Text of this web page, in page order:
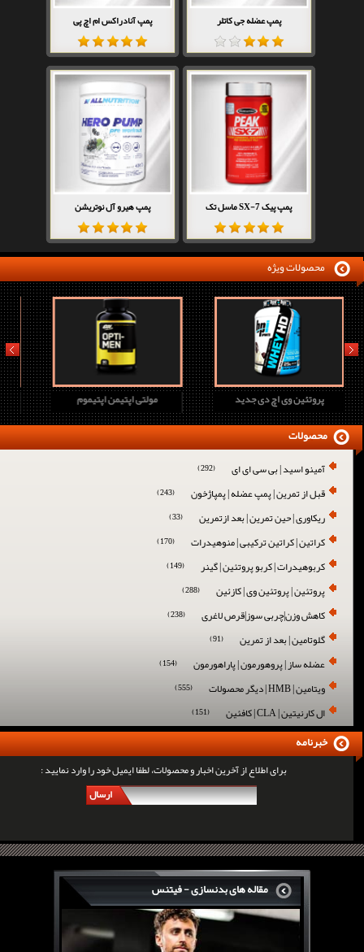
پمپ عضله جی کاتلر پمپ آنادراکس ام اچ پی
پمپ پیک SX-7 ماسل تک پمپ هیرو آل نوتریشن
محصولات ویژه
مولتی اپتیمن اپتیموم پروتئین وی اچ دی جدید
prev next
آمینو اسید | بی سی ای ای (292)
قبل از تمرین | پمپ عضله | پمپاژخون (243)
ریکاوری | حین تمرین | بعد ازتمرین (33)
کراتین | کراتین ترکیبی | منوهیدرات (170)
کربوهیدرات | کربو پروتئین | گینر (149)
پروتئین | پروتئین وی | کازئین (288)
کاهش وزن|چربی سوز|قرص لاغری (238)
گلوتامین | بعد از تمرین (91)
عضله ساز | پروهورمون | پاراهورمون (154)
ویتامین | HMB | دیگر محصولات (555)
ال کارنیتین | CLA | کافئین (151)
محصولات
برای اطلاع از آخرین اخبار و محصولات، لطفا ایمیل خود را وارد نمایید :
ارسال
خبرنامه
مقاله های بدنسازی - فیتنس